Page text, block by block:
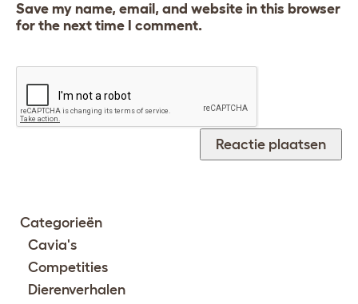
Save my name, email, and website in this browser
for the next time I comment.
Categorieën
Cavia's
Competities
Dierenverhalen